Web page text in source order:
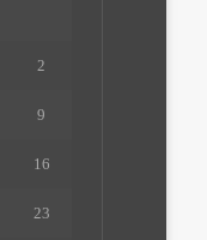
2
9
16
23